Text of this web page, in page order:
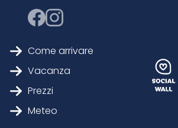
Come arrivare
Vacanza
Prezzi
Meteo